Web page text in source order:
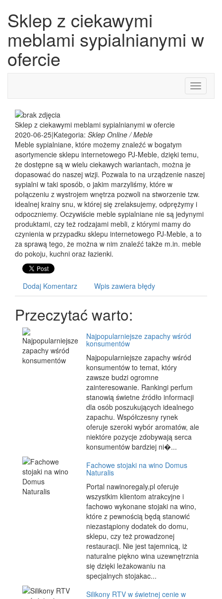
Sklep z ciekawymi
meblami sypialnianymi w
ofercie
Toggle
Sklep z ciekawymi meblami sypialnianymi w ofercie
2020-06-25|Kategoria: Sklep Online / Meble
Meble sypialniane, które możemy znaleźć w bogatym
asortymencie sklepu internetowego PJ-Meble, dzięki temu,
że dostępne są w wielu ciekawych wariantach, można je
dopasować do naszej wizji. Pozwala to na urządzenie naszej
sypialni w taki sposób, o jakim marzyliśmy, które w
połączeniu z wystrojem wnętrza pozwoli na stworzenie tzw.
idealnej krainy snu, w której się zrelaksujemy, odprężymy i
odpoczniemy. Oczywiście meble sypialniane nie są jedynymi
produktami, czy też rodzajami mebli, z którymi mamy do
czynienia w przypadku sklepu internetowego PJ-Meble, a to
za sprawą tego, że można w nim znaleźć także m.in. meble
do pokoju, kuchni oraz łazienki.
Dodaj Komentarz Wpis zawiera błędy
Przeczytać warto:
Najpopularniejsze zapachy wśród
konsumentów
Najpopularniejsze zapachy wśród
konsumentów to temat, który
zawsze budzi ogromne
zainteresowanie. Rankingi perfum
stanowią świetne źródło informacji
dla osób poszukujących idealnego
zapachu. Współczesny rynek
oferuje szeroki wybór aromatów, ale
niektóre pozycje zdobywają serca
konsumentów bardziej ni�...
Fachowe stojaki na wino Domus
Naturalis
Portal nawinoregaly.pl oferuje
wszystkim klientom atrakcyjne i
fachowo wykonane stojaki na wino,
które z pewnością będą stanowić
niezastąpiony dodatek do domu,
sklepu, czy też prowadzonej
restauracji. Nie jest tajemnicą, iż
naturalne piękno wina uzewnętrznia
się dzięki leżakowaniu na
specjalnych stojakac...
Silikony RTV w świetnej cenie w